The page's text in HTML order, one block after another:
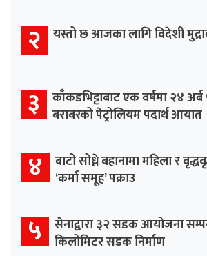
२ यस्तो छ आजका लागि विदेशी
३ काँकडभिट्टाबाट एक वर्षमा २४
बराबरको पेट्रोलियम पदार्थ आयात
४ बाटो सोध्ने बहानामा महिला र
‘कर्मा समूह’ पक्राउ
५ सेनाद्वारा ३२ सडक आयोजना
किलोमिटर सडक निर्माण